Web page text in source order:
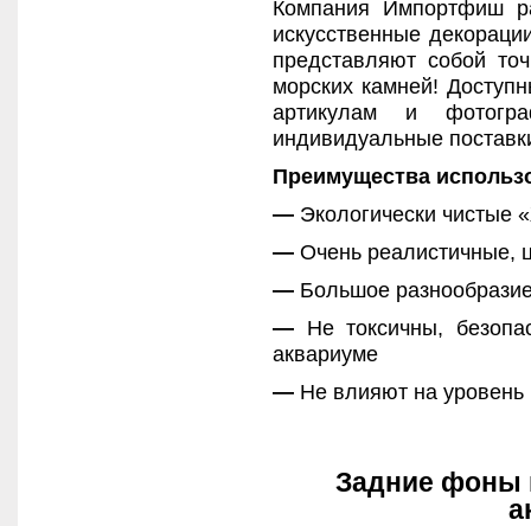
Компания Импортфиш
искусственные
представляют собой
морских камней!
артикулам и
индивидуальные
Преимущества
— Экологически чистые
— Очень реалистичные,
— Большое
— Не токсичны,
аквариуме
— Не влияют на
Задние фоны